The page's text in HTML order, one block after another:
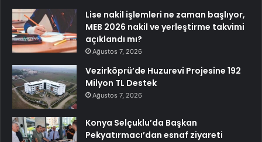
Lise nakil işlemleri ne zaman başlıyor,
MEB 2026 nakil ve yerleştirme takvimi
açıklandı mı?
Ağustos 7, 2026
Vezirköprü’de Huzurevi Projesine 192
Milyon TL Destek
Ağustos 7, 2026
Konya Selçuklu’da Başkan
Pekyatırmacı’dan esnaf ziyareti